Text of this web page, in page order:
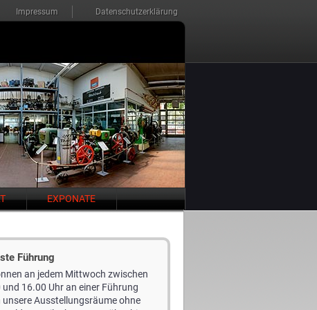
Impressum Datenschutzerklärung
EXPONATE
Führung
an jedem Mittwoch zwischen
und 16.00 Uhr an einer Führung
unsere Ausstellungsräume ohne